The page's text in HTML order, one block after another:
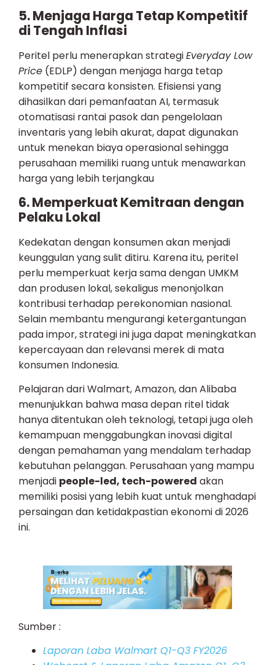
5. Menjaga Harga Tetap Kompetitif
di Tengah Inflasi
Peritel perlu menerapkan strategiEveryday Low
Price (EDLP) dengan menjaga harga tetap
kompetitif secara konsisten. Efisiensi yang
dihasilkan dari pemanfaatan AI, termasuk
otomatisasi rantai pasok dan pengelolaan
inventaris yang lebih akurat, dapat digunakan
untuk menekan biaya operasional sehingga
perusahaan memiliki ruang untuk menawarkan
harga yang lebih terjangkau
6. Memperkuat Kemitraan dengan
Pelaku Lokal
Kedekatan dengan konsumen akan menjadi
keunggulan yang sulit ditiru. Karena itu, peritel
perlu memperkuat kerja sama dengan UMKM
dan produsen lokal, sekaligus menonjolkan
kontribusi terhadap perekonomian nasional.
Selain membantu mengurangi ketergantungan
pada impor, strategi ini juga dapat meningkatkan
kepercayaan dan relevansi merek di mata
konsumen Indonesia.
Pelajaran dari Walmart, Amazon, dan Alibaba
menunjukkan bahwa masa depan ritel tidak
hanya ditentukan oleh teknologi, tetapi juga oleh
kemampuan menggabungkan inovasi digital
dengan pemahaman yang mendalam terhadap
kebutuhan pelanggan. Perusahaan yang mampu
menjadi people-led, tech-powered akan
memiliki posisi yang lebih kuat untuk menghadapi
persaingan dan ketidakpastian ekonomi di 2026
ini.
Sumber :
Laporan Laba Walmart Q1-Q3 FY2026